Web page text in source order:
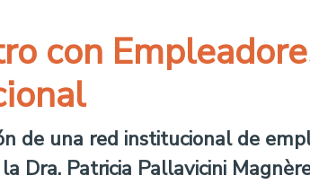
con
de una red institucional de
Dra. Patricia Pallavicini